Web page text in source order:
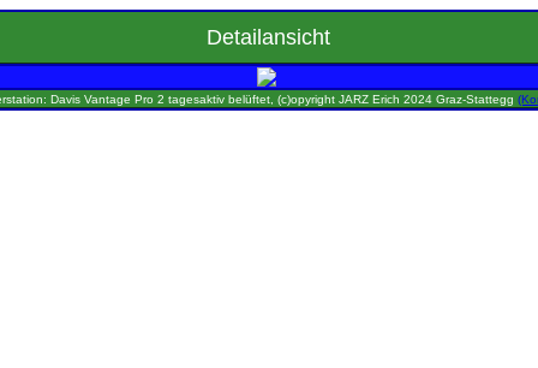
Detailansicht
Davis Vantage Pro 2 tagesaktiv belüftet, (c)opyright JARZ Erich 2024 Graz-Stattegg